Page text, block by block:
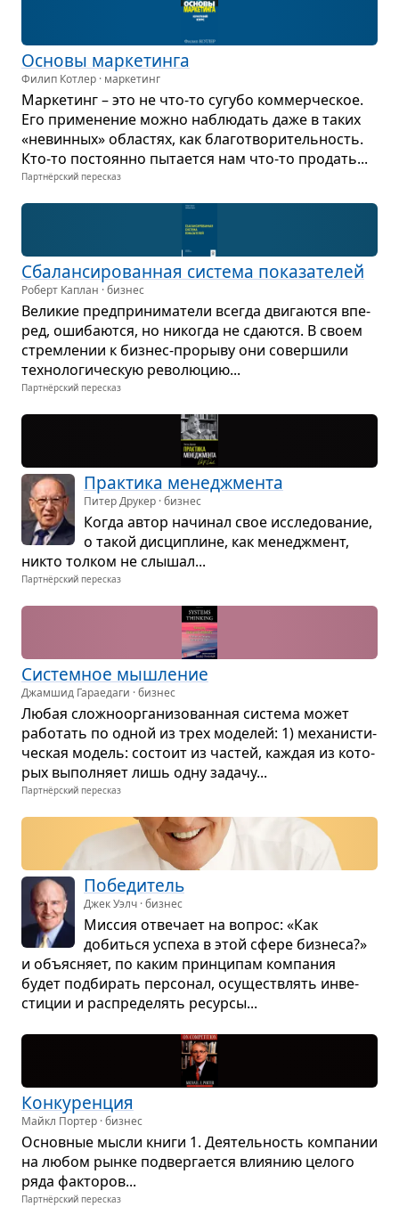
Основы мар­ке­тинга
Филип Котлер · маркетинг
Мар­ке­тинг – это не что-то сугубо ком­мер­че­ское.
Его при­ме­не­ние можно наблю­дать даже в таких
«невин­ных» обла­стях, как бла­го­тво­ри­тель­ность.
Кто-то посто­янно пыта­ется нам что-то про­дать...
Партнёрский пересказ
Сба­лан­си­ро­ван­ная система пока­за­те­лей
Роберт Каплан · бизнес
Вели­кие пред­при­ни­ма­тели все­гда дви­га­ются впе­
ред, оши­ба­ются, но нико­гда не сда­ются. В своем
стрем­ле­нии к биз­нес-про­рыву они совер­шили
тех­но­ло­ги­че­скую рево­лю­цию...
Партнёрский пересказ
Прак­тика мене­джмента
Питер Друкер · бизнес
Когда автор начи­нал свое иссле­до­ва­ние,
о такой дис­ци­плине, как мене­джмент,
никто тол­ком не слы­шал...
Партнёрский пересказ
Систем­ное мыш­ле­ние
Джамшид Гараедаги · бизнес
Любая слож­но­ор­га­ни­зо­ван­ная система может
рабо­тать по одной из трех моде­лей: 1) меха­ни­сти­
че­ская модель: состоит из частей, каж­дая из кото­
рых выпол­няет лишь одну задачу...
Партнёрский пересказ
Побе­ди­тель
Джек Уэлч · бизнес
Мис­сия отве­чает на вопрос: «Как
добиться успеха в этой сфере биз­неса?»
и объ­яс­няет, по каким прин­ци­пам ком­па­ния
будет под­би­рать пер­со­нал, осу­ще­ствлять инве­
сти­ции и рас­пре­де­лять ресурсы...
Кон­ку­рен­ция
Майкл Портер · бизнес
Основ­ные мысли книги 1. Дея­тель­ность ком­па­нии
на любом рынке под­вер­га­ется вли­я­нию целого
ряда фак­то­ров...
Партнёрский пересказ